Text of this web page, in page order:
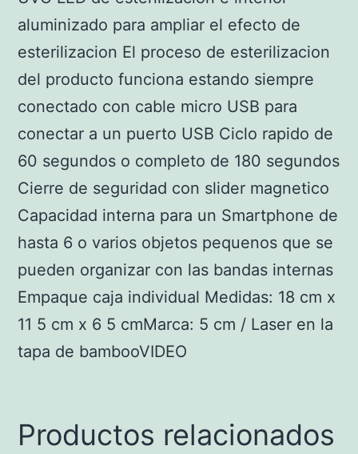
aluminizado para ampliar el efecto de
esterilizacion El proceso de esterilizacion
del producto funciona estando siempre
conectado con cable micro USB para
conectar a un puerto USB Ciclo rapido de
60 segundos o completo de 180 segundos
Cierre de seguridad con slider magnetico
Capacidad interna para un Smartphone de
hasta 6 o varios objetos pequenos que se
pueden organizar con las bandas internas
Empaque caja individual Medidas: 18 cm x
11 5 cm x 6 5 cmMarca: 5 cm / Laser en la
tapa de bambooVIDEO
Productos relacionados